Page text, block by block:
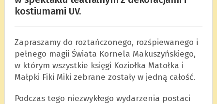
kostiumami UV.
Zapraszamy do roztańczonego, rozśpiewanego i
pełnego magii Świata Kornela Makuszyńskiego,
w którym wszystkie księgi Koziołka Matołka i
Małpki Fiki Miki zebrane zostały w jedną całość.
Podczas tego niezwykłego wydarzenia postaci